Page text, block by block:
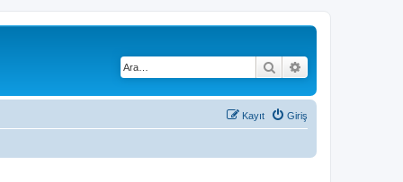
Ara
Giriş
Kayıt